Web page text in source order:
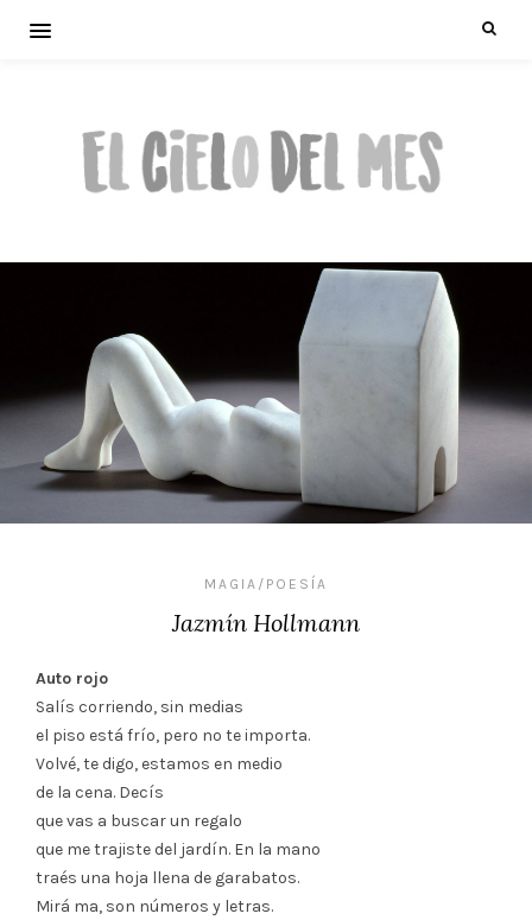
MAGIA/POESÍA
Jazmín Hollmann
Auto rojo
Salís corriendo, sin medias
el piso está frío, pero no te importa.
Volvé, te digo, estamos en medio
de la cena. Decís
que vas a buscar un regalo
que me trajiste del jardín. En la mano
traés una hoja llena de garabatos.
Mirá ma, son números y letras.